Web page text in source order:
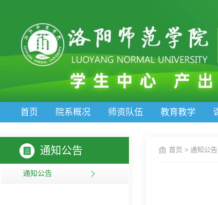
首页 院系概况 师资队伍 教育教学
通知公告
通知公告
首页 > 通知公告